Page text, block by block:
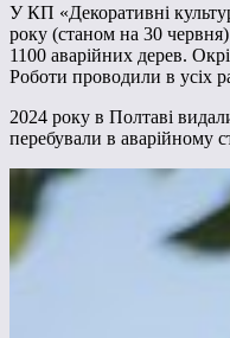
У КП «Декоративні
року (станом на 30
1100 аварійних дерев.
Роботи проводили в усіх
2024 року в Полтаві
перебували в аварійному